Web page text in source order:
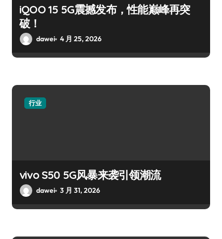
iQOO 15 5G震撼发布，性能巅峰再突
破！
dawei 4 月 25, 2026
行业
vivo S50 5G风暴来袭引领潮流
dawei 3 月 31, 2026